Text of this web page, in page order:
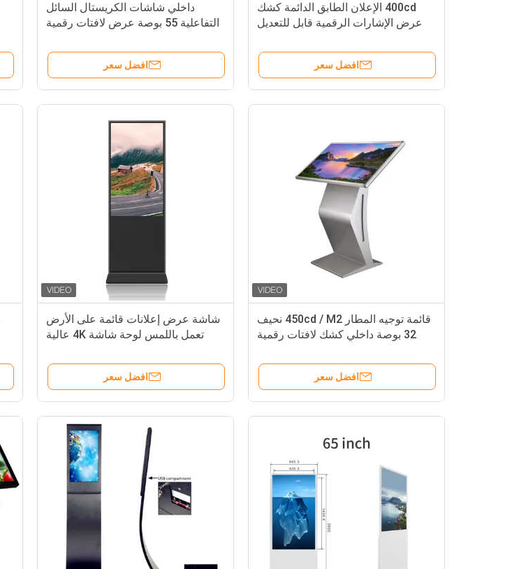
داخلي شاشات الكريستال السائل
التفاعلية 55 بوصة عرض لافتات رقمية
افضل سعر
400cd الإعلان الطابق الدائمة كشك
عرض الإشارات الرقمية قابل للتعديل
افضل سعر
شاشة عرض إعلانات قائمة على الأرض
تعمل باللمس لوحة شاشة 4K عالية
افضل سعر
قائمة توجيه المطار 450cd / M2 نحيف
32 بوصة داخلي كشك لافتات رقمية
افضل سعر